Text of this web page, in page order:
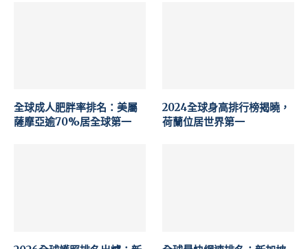
全球成人肥胖率排名：美屬
薩摩亞逾70%居全球第一
2024全球身高排行榜揭曉，
荷蘭位居世界第一